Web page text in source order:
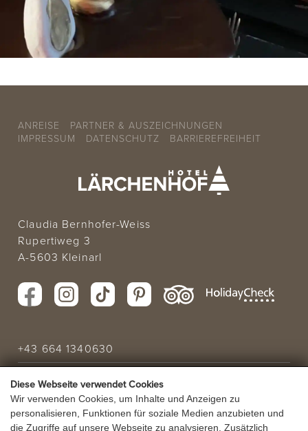
Diese Webseite verwendet Cookies
Wir verwenden Cookies, um Inhalte und Anzeigen zu
personalisieren, Funktionen für soziale Medien anzubieten und
die Zugriffe auf unsere Webseite zu analysieren. Zusätzlich
ANREISE
PARTNER & AUSZEICHNUNGEN
IMPRESSUM
DATENSCHUTZ BARRIEREFREIHEIT
Claudia Bernhofer-Weiss
Rupertiweg 3
A-5603 Kleinarl
+43 664 1340630
info@laerchenhof.biz
Urlaubsanfrage